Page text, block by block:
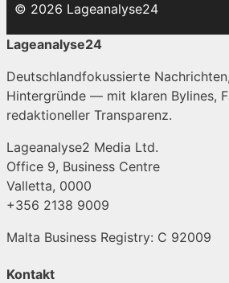
© 2026 Lageanalyse24
Lageanalyse24
Deutschlandfokussierte
Hintergründe — mit klaren Bylines,
redaktioneller Transparenz.
Lageanalyse2 Media Ltd.
Office 9, Business Centre
Valletta, 0000
+356 2138 9009
Malta Business Registry: C 92009
Kontakt